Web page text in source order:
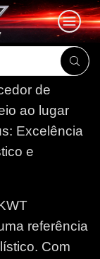
de
ao lugar
Excelência
e
referência
Com